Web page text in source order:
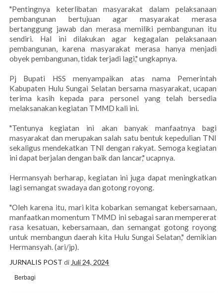
"Pentingnya keterlibatan masyarakat dalam pelaksanaan
pembangunan bertujuan agar masyarakat merasa
bertanggung jawab dan merasa memiliki pembangunan itu
sendiri. Hal ini dilakukan agar kegagalan pelaksanaan
pembangunan, karena masyarakat merasa hanya menjadi
obyek pembangunan, tidak terjadi lagi," ungkapnya.
Pj Bupati HSS menyampaikan atas nama Pemerintah
Kabupaten Hulu Sungai Selatan bersama masyarakat, ucapan
terima kasih kepada para personel yang telah bersedia
melaksanakan kegiatan TMMD kali ini.
"Tentunya kegiatan ini akan banyak manfaatnya bagi
masyarakat dan merupakan salah satu bentuk kepedulian TNI
sekaligus mendekatkan TNI dengan rakyat. Semoga kegiatan
ini dapat berjalan dengan baik dan lancar," ucapnya.
Hermansyah berharap, kegiatan ini juga dapat meningkatkan
lagi semangat swadaya dan gotong royong.
"Oleh karena itu, mari kita kobarkan semangat kebersamaan,
manfaatkan momentum TMMD ini sebagai saran mempererat
rasa kesatuan, kebersamaan, dan semangat gotong royong
untuk membangun daerah kita Hulu Sungai Selatan," demikian
Hermansyah. (ari/jp).
JURNALIS POST di Juli 24, 2024
Berbagi